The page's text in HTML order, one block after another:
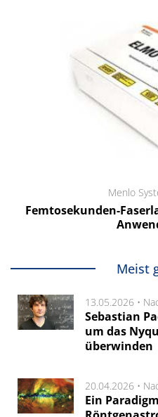
Menlo
Femtosekunden-
Meist
13.05.2026 •
Sebastian
um das
überwinden
20.04.2026 •
Ein